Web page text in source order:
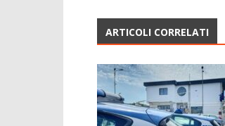
ARTICOLI CORRELATI